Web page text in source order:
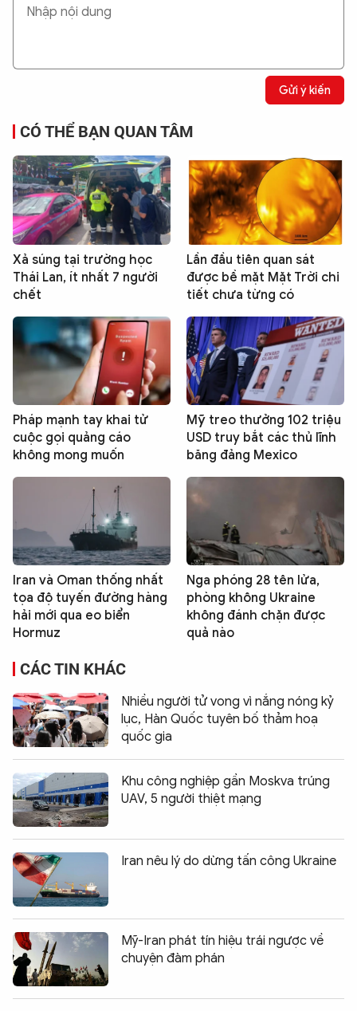
Gửi ý kiến
CÓ THỂ BẠN QUAN TÂM
Xả súng tại trường học
Thái Lan, ít nhất 7 người
chết
Lần đầu tiên quan sát
được bề mặt Mặt Trời chi
tiết chưa từng có
Pháp mạnh tay khai tử
cuộc gọi quảng cáo
không mong muốn
Mỹ treo thưởng 102 triệu
USD truy bắt các thủ lĩnh
băng đảng Mexico
Iran và Oman thống nhất
tọa độ tuyến đường hàng
hải mới qua eo biển
Hormuz
Nga phóng 28 tên lửa,
phòng không Ukraine
không đánh chặn được
quả nào
CÁC TIN KHÁC
Nhiều người tử vong vì nắng nóng kỷ
lục, Hàn Quốc tuyên bố thảm hoạ
quốc gia
Khu công nghiệp gần Moskva trúng
UAV, 5 người thiệt mạng
Iran nêu lý do dừng tấn công Ukraine
Mỹ-Iran phát tín hiệu trái ngược về
chuyện đàm phán